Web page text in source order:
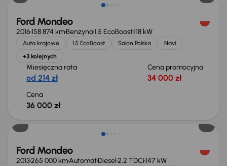
Ford Mondeo
2016158 874 kmBenzyna1.5 EcoBoost118 kW
Auta krajowe 1.5 EcoBoost Salon Polska
Navi
+3 kolejnych
Miesięczna rata
od 214 zł
Cena promocyjna
34 000 zł
Cena
36 000 zł
Ford Mondeo
2013265 000 kmAutomatDiesel2.2 TDCi147 kW